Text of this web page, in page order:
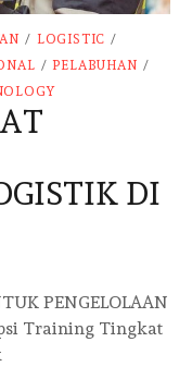
/ LOGISTIC /
/ PELABUHAN /
DI
PENGELOLAAN
Training Tingkat